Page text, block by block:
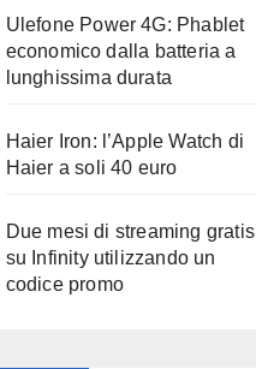
Ulefone Power 4G: Phablet
economico dalla batteria a
lunghissima durata
Haier Iron: l’Apple Watch di
Haier a soli 40 euro
Due mesi di streaming gratis
su Infinity utilizzando un
codice promo